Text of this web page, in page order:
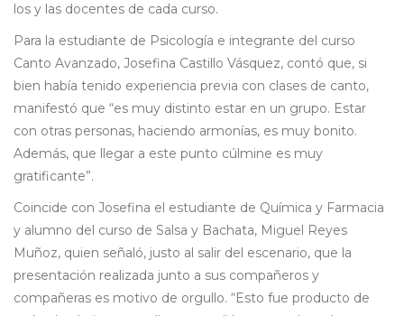
los y las docentes de cada curso.
Para la estudiante de Psicología e integrante del curso
Canto Avanzado, Josefina Castillo Vásquez, contó que, si
bien había tenido experiencia previa con clases de canto,
manifestó que “es muy distinto estar en un grupo. Estar
con otras personas, haciendo armonías, es muy bonito.
Además, que llegar a este punto cúlmine es muy
gratificante”.
Coincide con Josefina el estudiante de Química y Farmacia
y alumno del curso de Salsa y Bachata, Miguel Reyes
Muñoz, quien señaló, justo al salir del escenario, que la
presentación realizada junto a sus compañeros y
compañeras es motivo de orgullo. “Esto fue producto de